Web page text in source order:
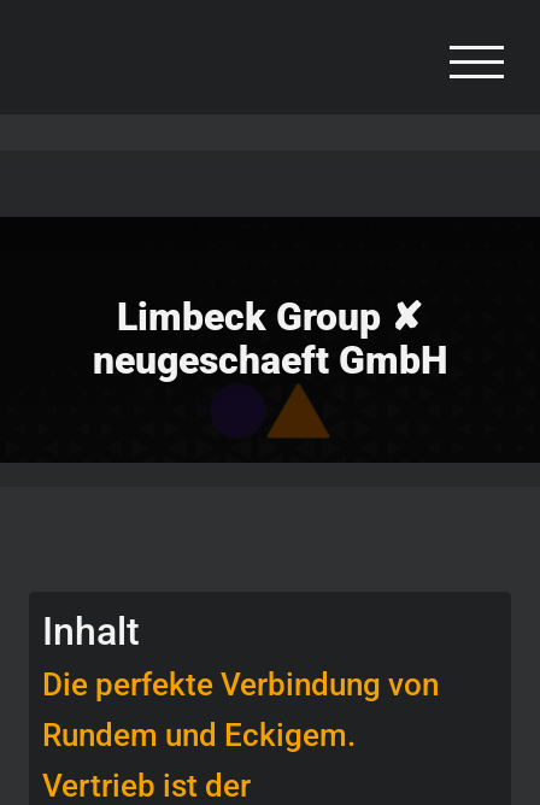
Limbeck Group ✘
neugeschaeft GmbH
Inhalt
Die perfekte Verbindung von
Rundem und Eckigem.
Vertrieb ist der